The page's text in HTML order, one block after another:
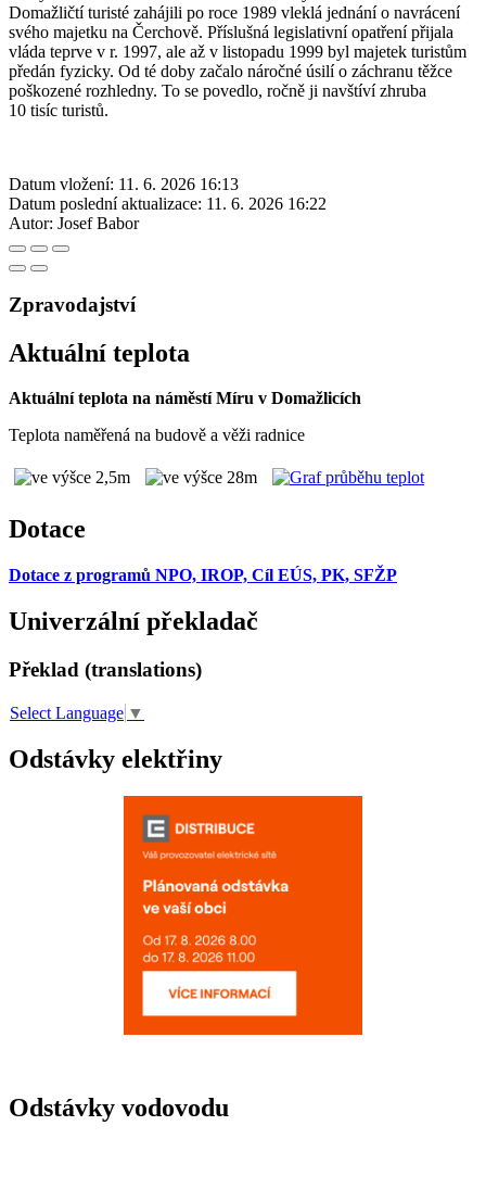
Domažličtí turisté zahájili po roce 1989 vleklá jednání o navrácení
svého majetku na Čerchově. Příslušná legislativní opatření přijala
vláda teprve v r. 1997, ale až v listopadu 1999 byl majetek turistům
předán fyzicky. Od té doby začalo náročné úsilí o záchranu těžce
poškozené rozhledny. To se povedlo, ročně ji navštíví zhruba
10 tisíc turistů.
Datum vložení: 11. 6. 2026 16:13
Datum poslední aktualizace: 11. 6. 2026 16:22
Autor: Josef Babor
Zpravodajství
Aktuální teplota
Aktuální teplota na náměstí Míru v Domažlicích
Teplota naměřená na budově a věži radnice
Dotace
Dotace z programů NPO, IROP, Cíl EÚS, PK, SFŽP
Univerzální překladač
Překlad (translations)
Select Language ▼
Odstávky elektřiny
Odstávky vodovodu